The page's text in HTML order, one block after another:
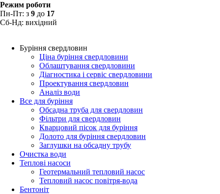
Режим роботи
Пн-Пт: з 9 до 17
Сб-Нд: вихідний
Буріння свердловин
Ціна буріння свердловини
Облаштування свердловини
Діагностика і сервіс свердловини
Проектування свердловин
Аналіз води
Все для буріння
Обсадна труба для свердловин
Фільтри для свердловин
Кварцовий пісок для буріння
Долото для буріння свердловин
Заглушки на обсадну трубу
Очистка води
Теплові насоси
Геотермальний тепловий насос
Тепловий насос повітря-вода
Бентоніт